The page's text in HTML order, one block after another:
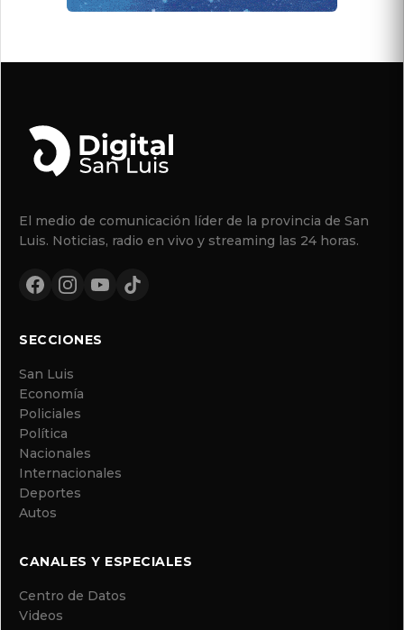
El medio de comunicación líder de la provincia de San
Luis. Noticias, radio en vivo y streaming las 24 horas.
SECCIONES
San Luis
Economía
Policiales
Política
Nacionales
Internacionales
Deportes
Autos
CANALES Y ESPECIALES
Centro de Datos
Videos